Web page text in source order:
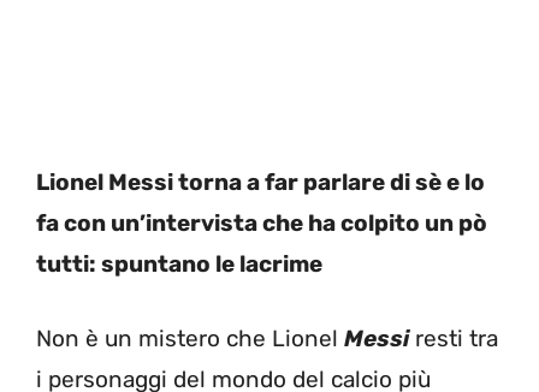
Lionel Messi torna a far parlare di sè e lo
fa con un’intervista che ha colpito un pò
tutti: spuntano le lacrime
Non è un mistero che Lionel Messiresti tra
i personaggi del mondo del calcio più